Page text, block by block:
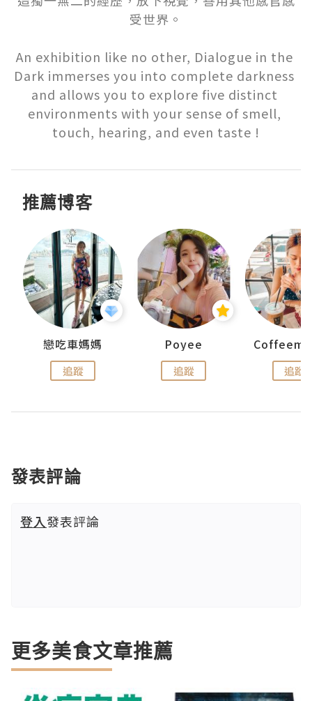
受世界。
An exhibition like no other, Dialogue in the
Dark immerses you into complete darkness
and allows you to explore five distinct
environments with your sense of smell,
touch, hearing, and even taste !
推薦博客
戀吃車媽媽
追蹤
Poyee
追蹤 追蹤
發表評論
登入發表評論
更多美食文章推薦